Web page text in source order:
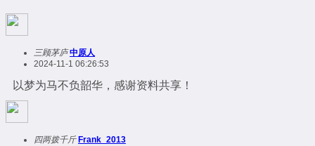
三顾茅庐 中原人
2024-11-1 06:26:53
以梦为马不负韶华，感谢资料共享！
四两拨千斤 Frank_2013